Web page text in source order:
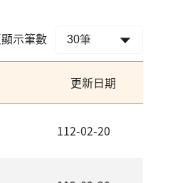
示筆數
更新日期
112-02-20